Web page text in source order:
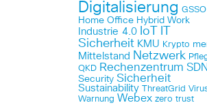
Digitalisierung GSSO
Home Office Hybrid Work
Industrie 4.0 IoT
Sicherheit KMU Krypto
Mittelstand Netzwerk
QKD Rechenzentrum SDN
Security Sicherheit
Sustainability ThreatGrid
Warnung Webex zero trust